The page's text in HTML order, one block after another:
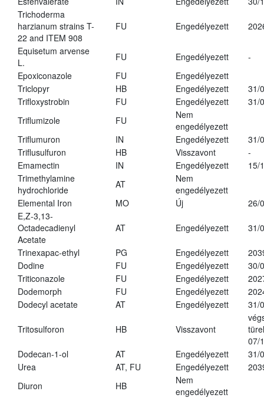
Trichoderma
harzianum strains T-
22 and ITEM 908
FU Engedélyezett
Equisetum arvense
L.
FU Engedélyezett
-
Epoxiconazole
FU
Engedélyezett
Triclopyr
HB Engedélyezett
31/
Trifloxystrobin
FU Engedélyezett
31/
Triflumizole
FU
Nem
engedélyezett
Triflumuron
IN Engedélyezett
31/
Triflusulfuron
HB Visszavont
-
Emamectin
IN Engedélyezett
15/
Trimethylamine
hydrochloride
AT
Nem
engedélyezett
Elemental Iron
MO Új
26/
E,Z-3,13-
Octadecadienyl
Acetate
AT Engedélyezett 31/
Trinexapac-ethyl PG Engedélyezett
Dodine
FU Engedélyezett
30/
Triticonazole
FU Engedélyezett
Dodemorph
FU Engedélyezett
Dodecyl acetate
AT Engedélyezett 31/
Tritosulforon HB Visszavont
07/
Dodecan-1-ol
AT Engedélyezett
31/
Urea
AT, FU Engedélyezett
Diuron
HB
Nem
engedélyezett